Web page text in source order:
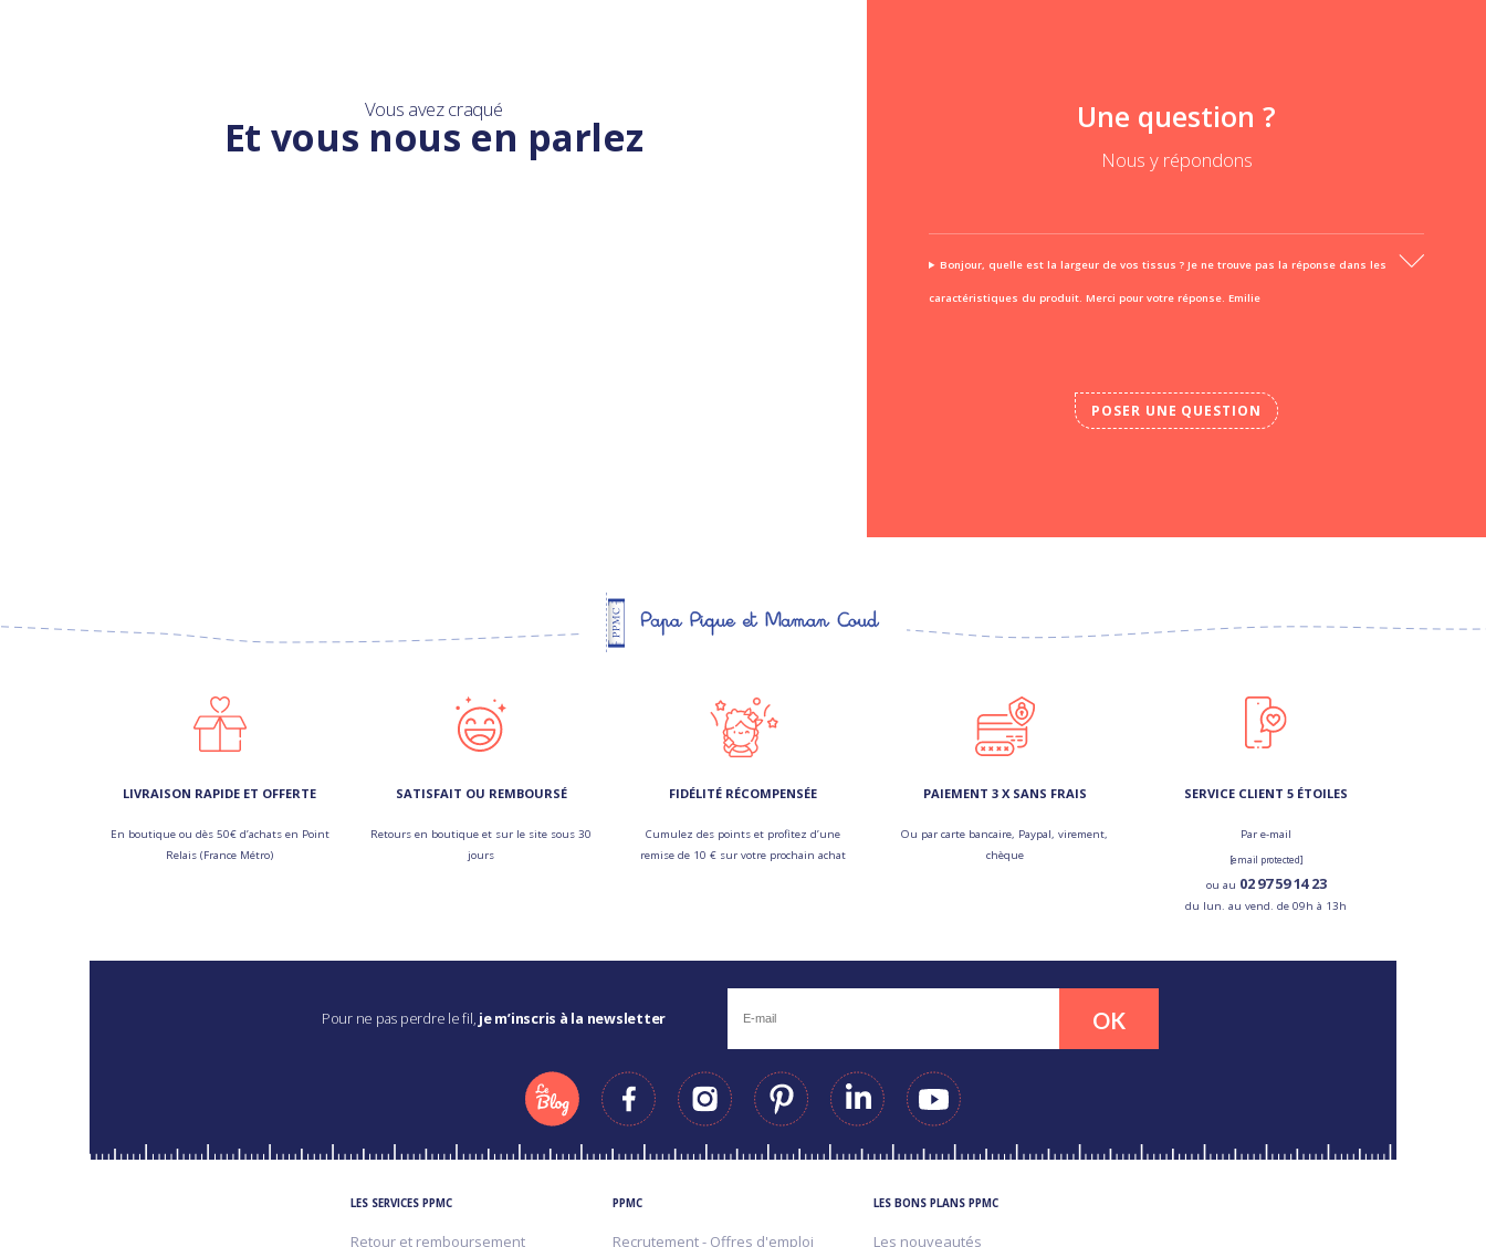
Vous avez craqué
Et vous nous en parlez Une question ?
Nous y répondons
Bonjour, quelle est la largeur de vos tissus ? Je ne trouve pas la réponse dans les
caractéristiques du produit. Merci pour votre réponse. Emilie
POSER UNE QUESTION
LIVRAISON RAPIDE ET OFFERTE
En boutique ou dès 50€ d’achats en Point
Relais (France Métro)
SATISFAIT OU REMBOURSÉ
Retours en boutique et sur le site sous 30
jours
FIDÉLITÉ RÉCOMPENSÉE
Cumulez des points et profitez d’une
remise de 10 € sur votre prochain achat
PAIEMENT 3 X SANS FRAIS
Ou par carte bancaire, Paypal, virement,
chèque
SERVICE CLIENT 5 ÉTOILES
Par e-mail
[email protected]
ou au 02 97 59 14 23
du lun. au vend. de 09h à 13h
Pour ne pas perdre le fil, je m’inscris à la newsletter OK
LES SERVICES PPMC
Retour et remboursement
PPMC
Recrutement - Offres d'emploi
LES BONS PLANS PPMC
Les nouveautés